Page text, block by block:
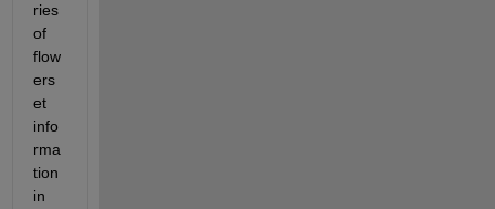
ries
of
flow
ers
et
info
rma
tion
in